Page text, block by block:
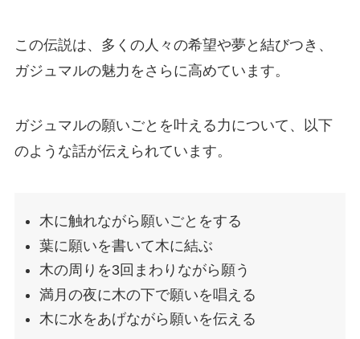
この伝説は、多くの人々の希望や夢と結びつき、
ガジュマルの魅力をさらに高めています。
ガジュマルの願いごとを叶える力について、以下
のような話が伝えられています。
木に触れながら願いごとをする
葉に願いを書いて木に結ぶ
木の周りを3回まわりながら願う
満月の夜に木の下で願いを唱える
木に水をあげながら願いを伝える